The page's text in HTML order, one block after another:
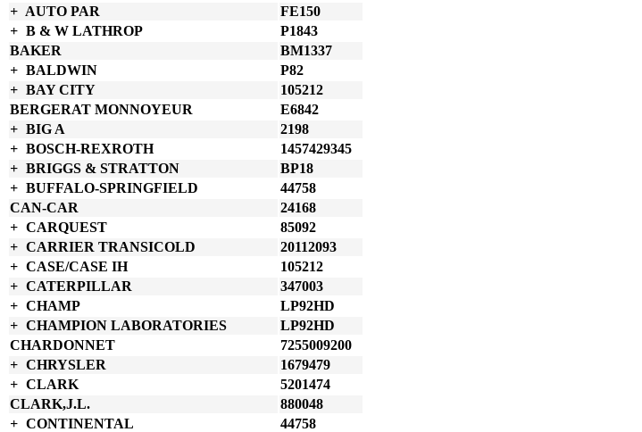
AUTO PAR
FE150
B & W LATHROP
P1843
BAKER
BM1337
BALDWIN
P82
BAY CITY
105212
BERGERAT MONNOYEUR
E6842
BIG A
2198
BOSCH-REXROTH
1457429345
BRIGGS & STRATTON
BP18
BUFFALO-SPRINGFIELD
44758
CAN-CAR
24168
CARQUEST
85092
CARRIER TRANSICOLD
20112093
CASE/CASE IH
105212
CATERPILLAR
347003
CHAMP
LP92HD
CHAMPION LABORATORIES
LP92HD
CHARDONNET
7255009200
CHRYSLER
1679479
CLARK
5201474
CLARK,J.L.
880048
CONTINENTAL
44758